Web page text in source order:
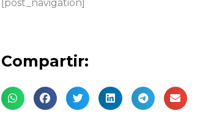
[post_navigation]
Compartir: